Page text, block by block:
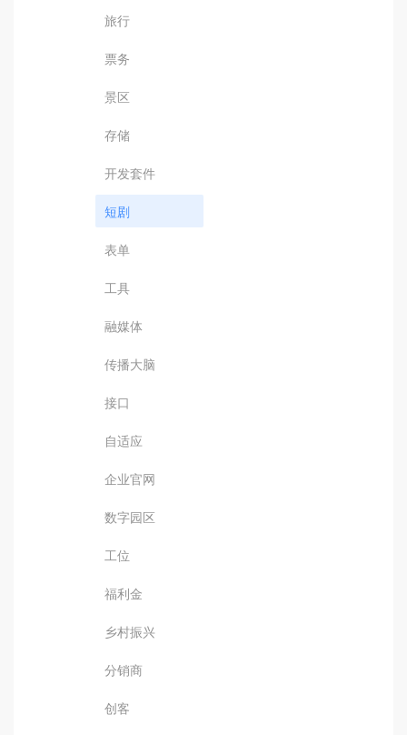
旅行
票务
景区
存储
开发套件
短剧
表单
工具
融媒体
传播大脑
接口
自适应
企业官网
数字园区
工位
福利金
乡村振兴
分销商
创客